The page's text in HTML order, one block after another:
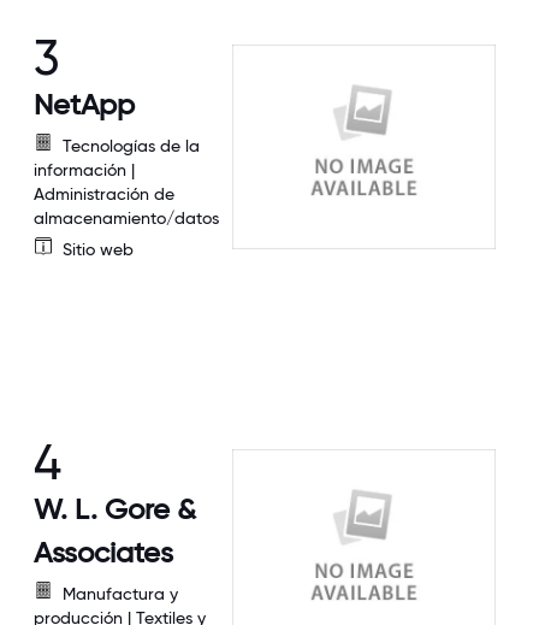
3
NetApp
Tecnologías de la
información |
Administración de
almacenamiento/datos
Sitio web
4
W. L. Gore &
Associates
Manufactura y
producción | Textiles y